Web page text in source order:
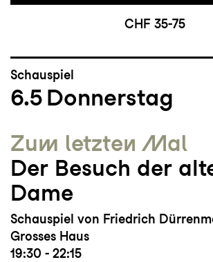
CHF 35-75
Schauspiel
6.5 Donnerstag
Zum letzten Mal
Der Besuch der
Dame
Schauspiel von Friedrich
Grosses Haus
19:30 - 22:15